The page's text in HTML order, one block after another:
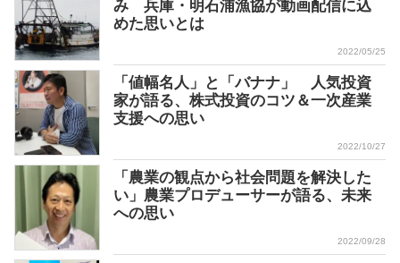
み 兵庫・明石浦漁協が動画配信に込
めた思いとは
2022/05/25
「値幅名人」と「バナナ」 人気投資
家が語る、株式投資のコツ＆一次産業
支援への思い
2022/10/27
「農業の観点から社会問題を解決した
い」農業プロデューサーが語る、未来
への思い
2022/09/28